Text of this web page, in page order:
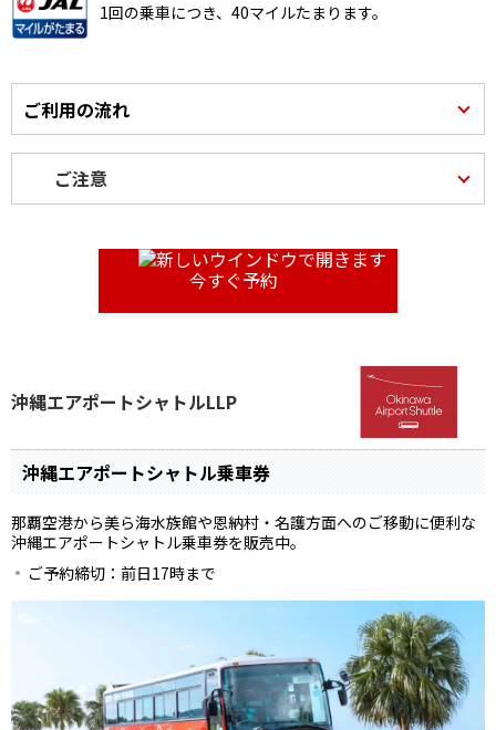
1回の乗車につき、40マイルたまります。
ご利用の流れ
ご注意
今すぐ予約
沖縄エアポートシャトルLLP
沖縄エアポートシャトル乗車券
那覇空港から美ら海水族館や恩納村・名護方面へのご移動に便利な
沖縄エアポートシャトル乗車券を販売中。
ご予約締切：前日17時まで